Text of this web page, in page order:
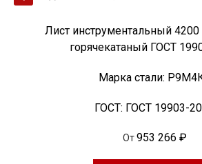
Лист инструментальный
горячекатаный ГОСТ
Марка стали:
ГОСТ: ГОСТ 19903-
От 953 266 ₽